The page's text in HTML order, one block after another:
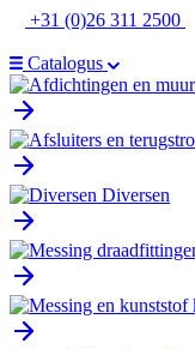
Ga
de
inhoud
+31 (0)26 311 2500
Catalogus
Diversen